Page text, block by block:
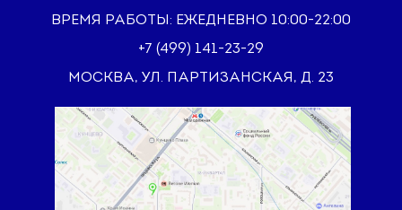
ВРЕМЯ РАБОТЫ: ЕЖЕДНЕВНО 10:00-22:00
+7 (499) 141-23-29
МОСКВА, УЛ. ПАРТИЗАНСКАЯ, Д. 23